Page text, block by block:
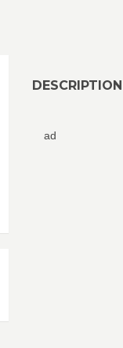
DESCRIPTION
ad